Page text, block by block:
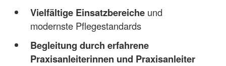
Vielfältige Einsatzbereicheund
modernste Pflegestandards
Begleitung durch erfahrene
Praxisanleiterinnen und Praxisanleiter